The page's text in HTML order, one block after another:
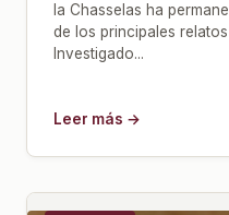
la Chasselas ha
de los principales
Investigado...
Leer más →